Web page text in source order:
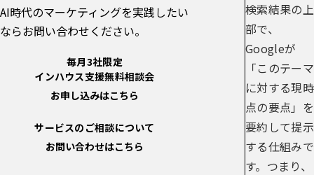
検索結果の上
部で、
Googleが
「このテーマ
に対する現時
点の要点」を
要約して提示
する仕組みで
す。つまり、
AI時代のマーケティングを実践したい
ならお問い合わせください。
毎月3社限定
インハウス支援無料相談会
お申し込みはこちら
サービスのご相談について
お問い合わせはこちら